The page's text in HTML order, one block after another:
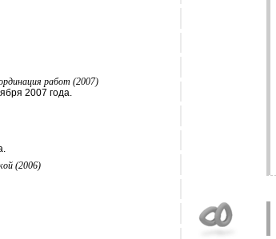
работ (2007)
2007 года.
(2006)